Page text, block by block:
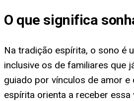
O que significa
Na tradição espírita, o sono é
inclusive os de familiares que
guiado por vínculos de amor
espírita orienta a receber